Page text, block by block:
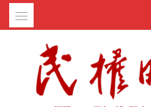
Skip